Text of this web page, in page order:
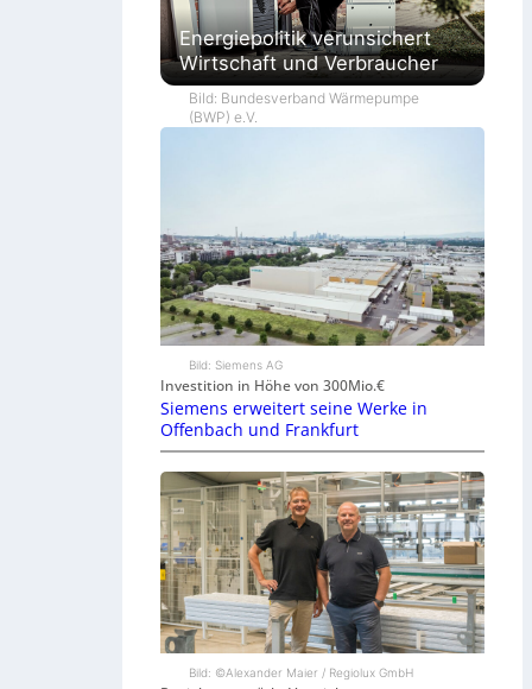
Energiepolitik verunsichert
Wirtschaft und Verbraucher
Bild: Bundesverband Wärmepumpe
(BWP) e.V.
Bild: Siemens AG
Investition in Höhe von 300Mio.€
Siemens erweitert seine Werke in
Offenbach und Frankfurt
Bild: ©Alexander Maier / Regiolux GmbH